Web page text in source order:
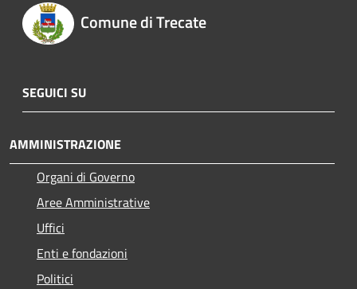
Comune di Trecate
SEGUICI SU
AMMINISTRAZIONE
Organi di Governo
Aree Amministrative
Uffici
Enti e fondazioni
Politici